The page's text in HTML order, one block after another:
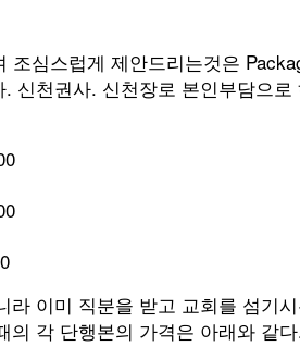
조심스럽게 제안드리는것은
신천권사. 신천장로 본인부담으
라 이미 직분을 받고 교회를 섬기
의 각 단행본의 가격은 아래와 같